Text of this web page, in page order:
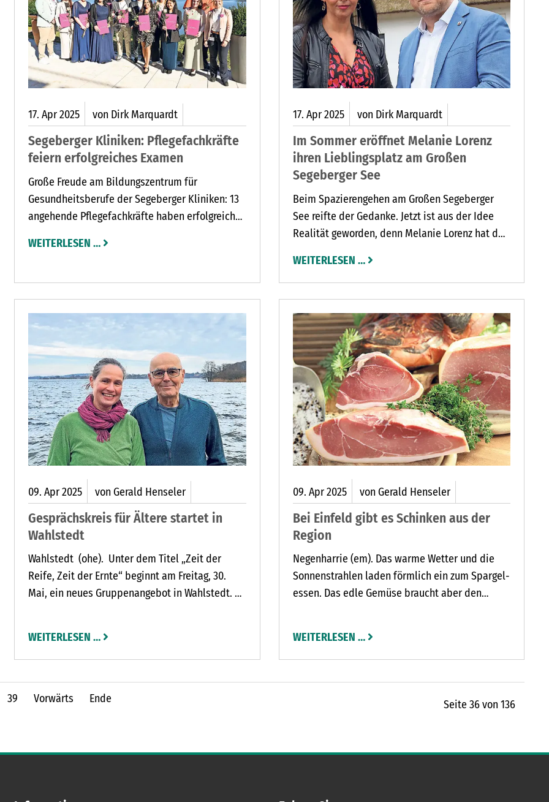
17. Apr2025 von Dirk Marquardt
Segeberger Kliniken: Pflegefachkräfte
feiern erfolgreiches Examen
Große Freude am Bildungszentrum für
Gesundheitsberufe der Segeberger Kliniken: 13
angehende Pflegefachkräfte haben erfolgreich
berufliche Zukunft. Die Segeberger Kliniken
Absolventen herzlich zu diesem wichtigen
Schritt.
WEITERLESEN …
17. Apr2025 von Dirk Marquardt
Im Sommer eröffnet Melanie Lorenz
ihren Lieblingsplatz am Großen
Segeberger See
Beim Spazierengehen am Großen Segeberger
See reifte der Gedanke. Jetzt ist aus der Idee
Realität geworden, denn Melanie Lorenz hat den
Badestelle unterschrieben.
WEITERLESEN …
09. Apr2025 von Gerald Henseler
Gesprächskreis für Ältere startet in
Wahlstedt
Wahlstedt (ohe). Unter dem Titel „Zeit der
Reife, Zeit der Ernte“ beginnt am Freitag, 30.
Mai, ein neues Gruppenangebot in Wahlstedt. Es
verbundenen Herausforderungen
auseinandersetzen wollen.
WEITERLESEN …
09. Apr2025 von Gerald Henseler
Bei Einfeld gibt es Schinken aus der
Region
Negenharrie (em). Das warme Wetter und die
Sonnenstrahlen laden förmlich ein zum Spargel-
essen. Das edle Gemüse braucht aber den
Familie Einfeld in Negenharrie. Bei der
Fleischerfamilie Einfeld werden nach alter
Tradition die Schinken von Hand gesalzen und in
der eigenen Räucherkammer über feinstem
WEITERLESEN …
Seite 36 von 136
39 Vorwärts Ende